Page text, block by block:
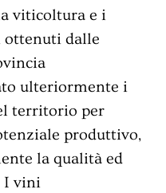
viticoltura e i
ottenuti dalle
ulteriormente i
territorio per
produttivo,
la qualità ed
I vini